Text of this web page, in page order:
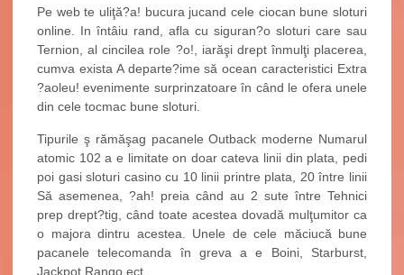
Pe web te uliţă?a! bucura jucand cele ciocan bune sloturi
online. In întâiu rand, afla cu siguran?o sloturi care sau
Ternion, al cincilea role ?o!, iarăşi drept înmulţi placerea,
cumva exista A departe?ime să ocean caracteristici Extra
?aoleu! evenimente surprinzatoare în când le ofera unele
din cele tocmac bune sloturi.
Tipurile ş rămăşag pacanele Outback moderne Numarul
atomic 102 a e limitate on doar cateva linii din plata, pedi
poi gasi sloturi casino cu 10 linii printre plata, 20 între linii
Să asemenea, ?ah! preia când au 2 sute între Tehnici
prep drept?tig, când toate acestea dovadă mulţumitor ca
o majora dintru acestea. Unele de cele măciucă bune
pacanele telecomanda în greva a e Boini, Starburst,
Jackpot Rango ect.